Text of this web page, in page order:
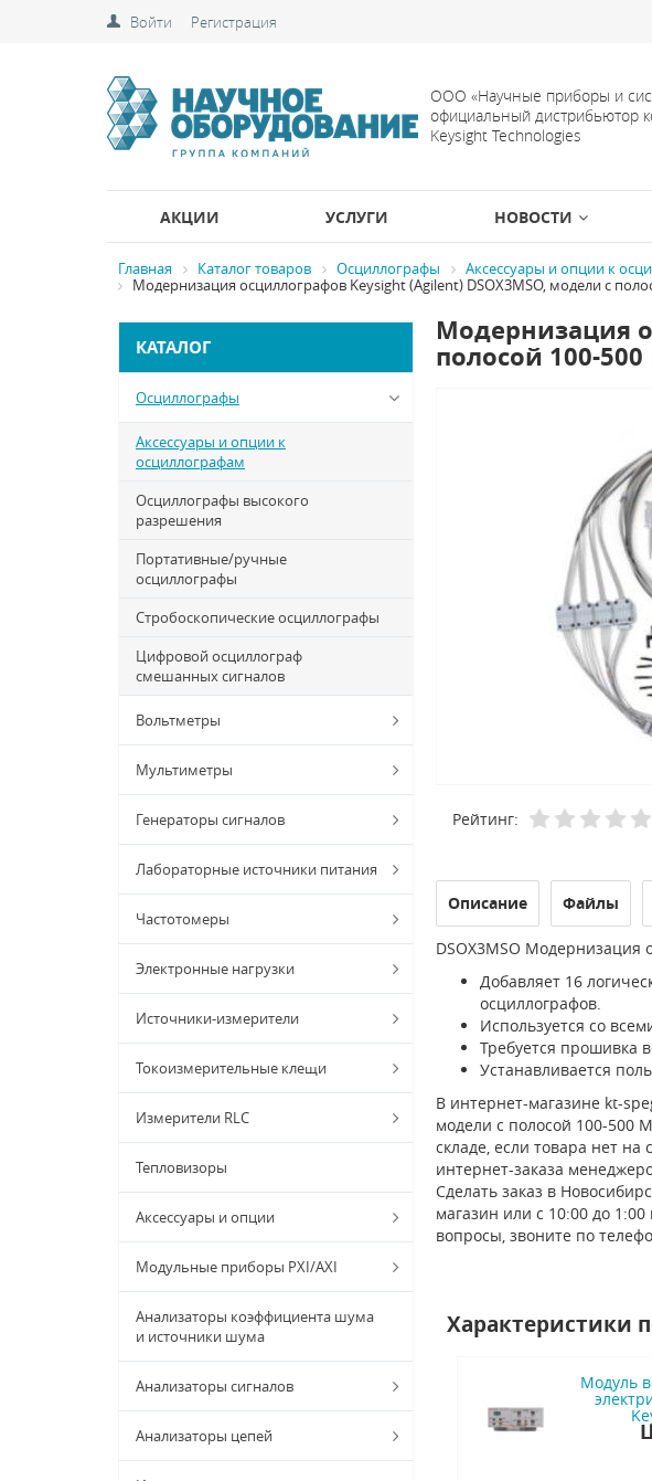
Войти Регистрация
ООО «Научные приборы и
официальный дистрибьютор
Keysight Technologies
АКЦИИ УСЛУГИ НОВОСТИ
Главная Каталог товаров Осциллографы
Аксессуары и опции к
Модернизация осциллографов Keysight (Agilent) DSOX3MSO, модели с
КАТАЛОГ
Осциллографы
Аксессуары и опции к
осциллографам
Осциллографы высокого
разрешения
Портативные/ручные
осциллографы
Стробоскопические осциллографы
Цифровой осциллограф
смешанных сигналов
Вольтметры
Мультиметры
Генераторы сигналов
Лабораторные источники питания
Частотомеры
Электронные нагрузки
Источники-измерители
Токоизмерительные клещи
Измерители RLC
Тепловизоры
Аксессуары и опции
Модульные приборы PXI/AXI
Анализаторы коэффициента шума
и источники шума
Анализаторы сигналов
Анализаторы цепей
Модернизация
полосой 100-
Рейтинг:
Описание Файлы
DSOX3MSO Модернизация
Добавляет 16
осциллографов.
Используется со
Требуется прошивка
Устанавливается
В интернет-магазине kt-
модели с полосой 100-500
складе, если товара нет
интернет-заказа
Сделать заказ в
магазин или с 10:00 до
вопросы, звоните по
Характеристики
Модуль